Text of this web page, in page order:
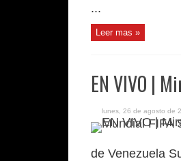
...
Leer mas »
EN VIVO |
lunes, 26 de agosto de
de Venezuela